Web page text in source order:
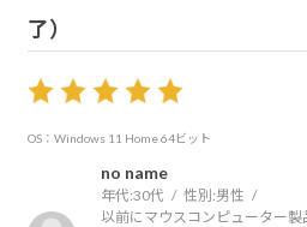
了）
OS：Windows 11 Home 64ビット
no name
年代:30代 性別:男性
以前にマウスコンピューター